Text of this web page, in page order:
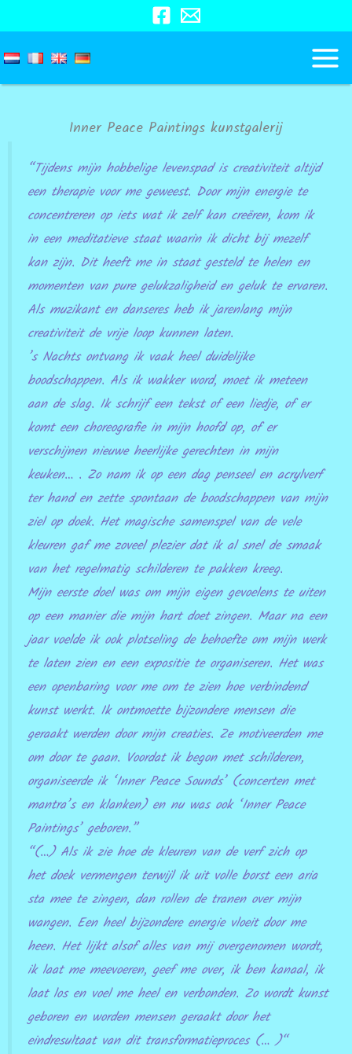
naar
de
inhoud
Inner Peace Paintings kunstgalerij
“Tijdens mijn hobbelige levenspad is creativiteit altijd
een therapie voor me geweest. Door mijn energie te
concentreren op iets wat ik zelf kan creëren, kom ik
in een meditatieve staat waarin ik dicht bij mezelf
kan zijn. Dit heeft me in staat gesteld te helen en
momenten van pure gelukzaligheid en geluk te ervaren.
Als muzikant en danseres heb ik jarenlang mijn
creativiteit de vrije loop kunnen laten.
’s Nachts ontvang ik vaak heel duidelijke
boodschappen. Als ik wakker word, moet ik meteen
aan de slag. Ik schrijf een tekst of een liedje, of er
komt een choreografie in mijn hoofd op, of er
verschijnen nieuwe heerlijke gerechten in mijn
keuken… . Zo nam ik op een dag penseel en acrylverf
ter hand en zette spontaan de boodschappen van mijn
ziel op doek. Het magische samenspel van de vele
kleuren gaf me zoveel plezier dat ik al snel de smaak
van het regelmatig schilderen te pakken kreeg.
Mijn eerste doel was om mijn eigen gevoelens te uiten
op een manier die mijn hart doet zingen. Maar na een
jaar voelde ik ook plotseling de behoefte om mijn werk
te laten zien en een expositie te organiseren. Het was
een openbaring voor me om te zien hoe verbindend
kunst werkt. Ik ontmoette bijzondere mensen die
geraakt werden door mijn creaties. Ze motiveerden me
om door te gaan. Voordat ik begon met schilderen,
organiseerde ik ‘Inner Peace Sounds’ (concerten met
mantra’s en klanken) en nu was ook ‘Inner Peace
Paintings’ geboren.”
“(…) Als ik zie hoe de kleuren van de verf zich op
het doek vermengen terwijl ik uit volle borst een aria
sta mee te zingen, dan rollen de tranen over mijn
wangen. Een heel bijzondere energie vloeit door me
heen. Het lijkt alsof alles van mij overgenomen wordt,
ik laat me meevoeren, geef me over, ik ben kanaal, ik
laat los en voel me heel en verbonden. Zo wordt kunst
geboren en worden mensen geraakt door het
eindresultaat van dit transformatieproces (… )“